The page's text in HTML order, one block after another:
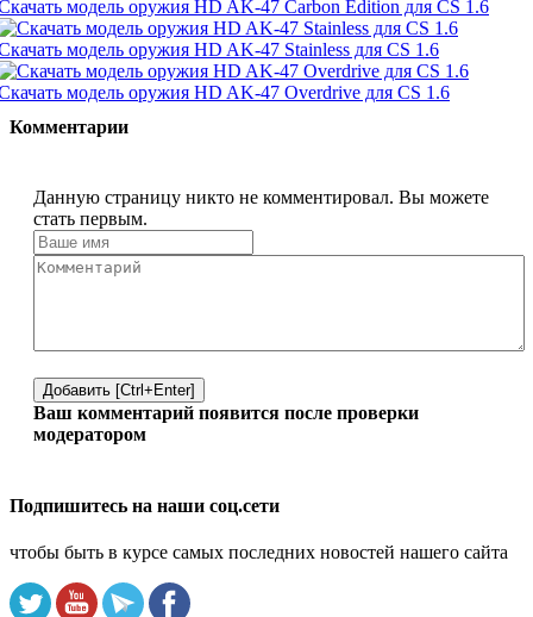
модель оружия HD AK-47 Carbon Edition для CS 1.6
модель оружия HD AK-47 Stainless для CS 1.6
модель оружия HD AK-47 Overdrive для CS 1.6
Комментарии
Данную страницу никто не комментировал. Вы можете
стать первым.
Добавить [Ctrl+Enter]
Ваш комментарий появится после проверки
модератором
Подпишитесь на наши соц.сети
чтобы быть в курсе самых последних новостей нашего сайта